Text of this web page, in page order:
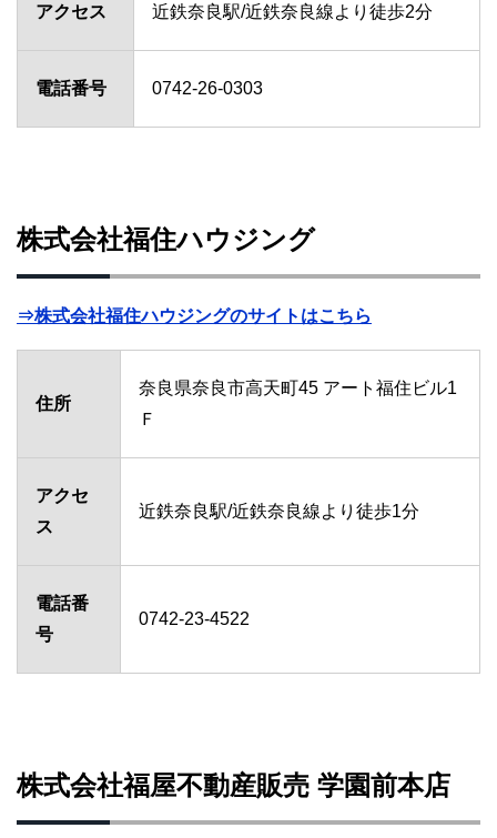
アクセス 近鉄奈良駅/近鉄奈良線より徒歩2分
電話番号 0742-26-0303
株式会社福住ハウジング
⇒株式会社福住ハウジングのサイトはこちら
住所
奈良県奈良市高天町45 アート福住ビル1
Ｆ
アクセ
ス
近鉄奈良駅/近鉄奈良線より徒歩1分
電話番
号
0742-23-4522
株式会社福屋不動産販売 学園前本店